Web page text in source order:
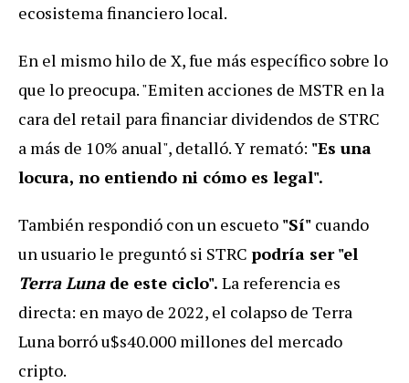
ecosistema financiero local.
En el mismo hilo de X, fue más específico sobre lo
que lo preocupa. "Emiten acciones de MSTR en la
cara del retail para financiar dividendos de STRC
a más de 10% anual", detalló. Y remató: "Es una
locura, no entiendo ni cómo es legal".
También respondió con un escueto "Sí" cuando
un usuario le preguntó si STRC podría ser "el
Terra Lunade este ciclo". La referencia es
directa: en mayo de 2022, el colapso de Terra
Luna borró u$s40.000 millones del mercado
cripto.